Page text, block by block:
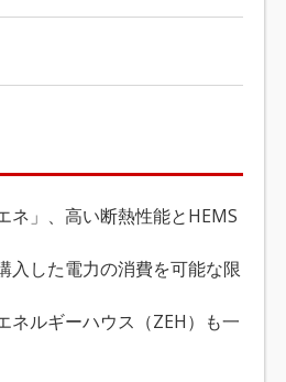
ネ」、高い断熱性能とHEMS
入した電力の消費を可能な限
ネルギーハウス（ZEH）も一